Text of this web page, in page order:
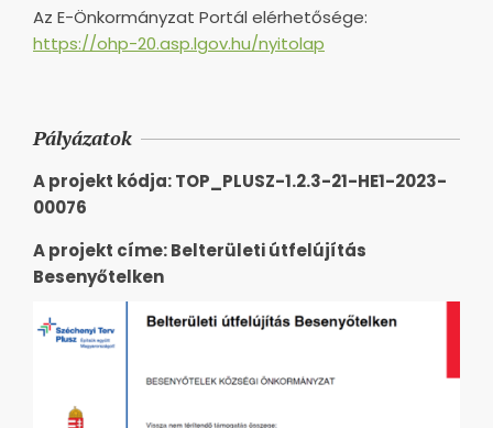
Az E-Önkormányzat Portál elérhetősége:
https://ohp-20.asp.lgov.hu/nyitolap
Pályázatok
A projekt kódja: TOP_PLUSZ-1.2.3-21-HE1-2023-
00076
A projekt címe: Belterületi útfelújítás
Besenyőtelken